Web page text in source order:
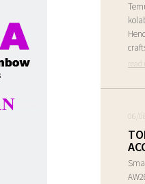
read
06/